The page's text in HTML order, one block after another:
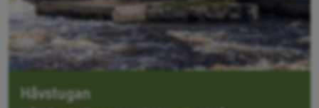
Håvstugan